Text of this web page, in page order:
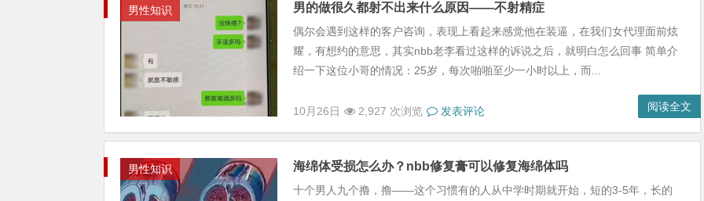
男性知识 男的做很久都射不出来什么原因——不射精症
偶尔会遇到这样的客户咨询，表现上看起来感觉他在装逼，在我们女代理面前炫
耀，有想约的意思，其实nbb老李看过这样的诉说之后，就明白怎么回事 简单介
绍一下这位小哥的情况：25岁，每次啪啪至少一小时以上，而...
10月26日 2,927 次浏览 发表评论 阅读全文
男性知识 海绵体受损怎么办？nbb修复膏可以修复海绵体吗
十个男人九个撸，撸——这个习惯有的人从中学时期就开始，短的3-5年，长的